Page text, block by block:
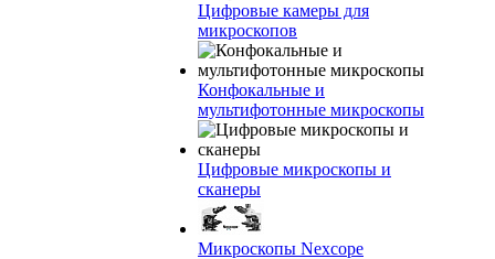
Цифровые камеры для
микроскопов
Конфокальные и
мультифотонные микроскопы
Цифровые микроскопы и
сканеры
Микроскопы Nexcope